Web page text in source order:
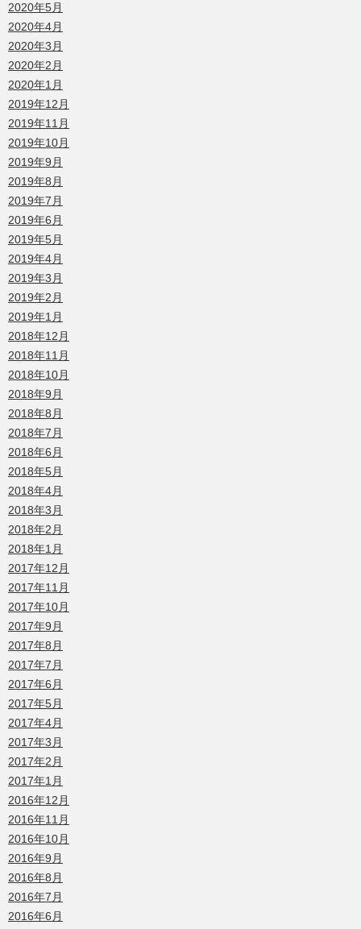
2020年5月
2020年4月
2020年3月
2020年2月
2020年1月
2019年12月
2019年11月
2019年10月
2019年9月
2019年8月
2019年7月
2019年6月
2019年5月
2019年4月
2019年3月
2019年2月
2019年1月
2018年12月
2018年11月
2018年10月
2018年9月
2018年8月
2018年7月
2018年6月
2018年5月
2018年4月
2018年3月
2018年2月
2018年1月
2017年12月
2017年11月
2017年10月
2017年9月
2017年8月
2017年7月
2017年6月
2017年5月
2017年4月
2017年3月
2017年2月
2017年1月
2016年12月
2016年11月
2016年10月
2016年9月
2016年8月
2016年7月
2016年6月